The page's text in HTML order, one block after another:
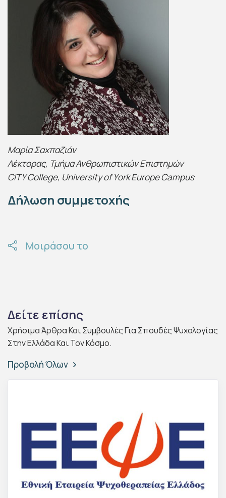
Μαρία Σαχπαζιάν
Λέκτορας, Τμήμα Ανθρωπιστικών Επιστημών
CITY College, University of York Europe Campus
Δήλωση συμμετοχής
Μοιράσου το
Δείτε επίσης
Χρήσιμα Άρθρα Και Συμβουλές Για Σπουδές Ψυχολογίας
Στην Ελλάδα Και Τον Κόσμο.
Προβολή Όλων